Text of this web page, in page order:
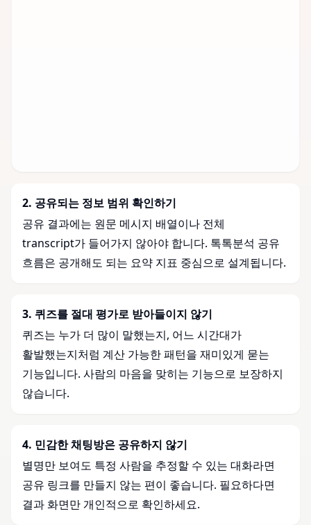
2. 공유되는 정보 범위 확인하기
공유 결과에는 원문 메시지 배열이나 전체
transcript가 들어가지 않아야 합니다. 톡톡분석 공유
흐름은 공개해도 되는 요약 지표 중심으로 설계됩니다.
3. 퀴즈를 절대 평가로 받아들이지 않기
퀴즈는 누가 더 많이 말했는지, 어느 시간대가
활발했는지처럼 계산 가능한 패턴을 재미있게 묻는
기능입니다. 사람의 마음을 맞히는 기능으로 보장하지
않습니다.
4. 민감한 채팅방은 공유하지 않기
별명만 보여도 특정 사람을 추정할 수 있는 대화라면
공유 링크를 만들지 않는 편이 좋습니다. 필요하다면
결과 화면만 개인적으로 확인하세요.